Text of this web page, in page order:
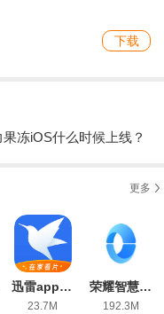
下载
冻iOS什么时候上线？
更多
迅雷app手机版
23.7M
荣耀智慧空间最新版
192.3M